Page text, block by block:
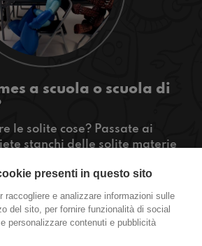
a scuola o scuola di
le solite cose? Passate ai
stanchi delle solite materie
ascoltarci per
presenti in questo sito
raccogliere e analizzare informazioni sulle
del sito, per fornire funzionalità di social
personalizzare contenuti e pubblicità